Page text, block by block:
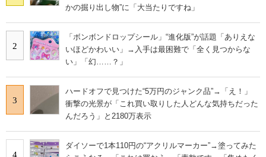
かの掘り出し物”に「大当たりですね」
2
「ボンボンドロップシール」“進化版”が話題「ありえな
いほどかわいい」→入手は最困難で「全く見つからな
い」「幻……？」
3
ハードオフで見つけた“5万円のジャンク品”→「え！」
衝撃の光景が「これ買い取りした人どんな気持ちだった
んだろう」と2180万表示
4
ダイソーで1本110円の“アクリルマーカー”→塗ってみた